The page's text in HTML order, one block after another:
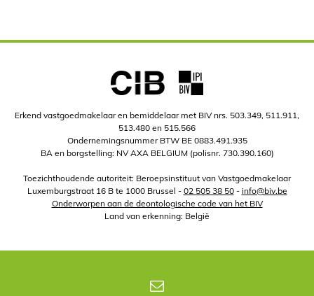
Erkend vastgoedmakelaar en bemiddelaar met BIV nrs. 503.349, 511.911,
513.480 en 515.566
Ondernemingsnummer BTW BE 0883.491.935
BA en borgstelling: NV AXA BELGIUM (polisnr. 730.390.160)
Toezichthoudende autoriteit: Beroepsinstituut van Vastgoedmakelaar
Luxemburgstraat 16 B te 1000 Brussel - 02 505 38 50- info@biv.be
Onderworpen aan de deontologische code van het BIV
Land van erkenning: België